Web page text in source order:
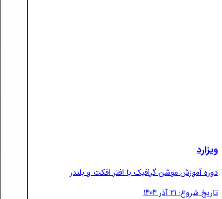
ویزارد
دوره آموزش موشن گرافیک با افتر افکت و بلندر
تاریخ شروع: 21 آذر 1404